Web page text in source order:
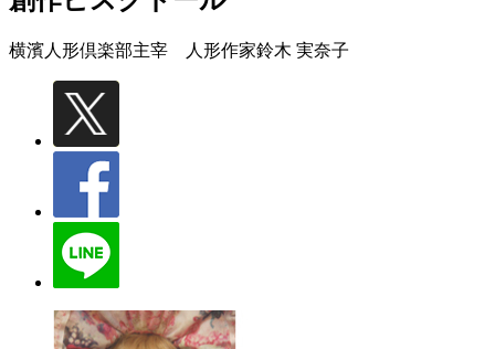
横濱人形倶楽部主宰 人形作家鈴木 実奈子